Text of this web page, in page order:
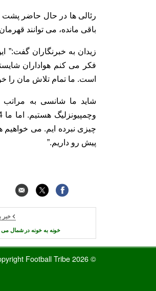
باقی مانده، می توانند
زیدان به خبرنگاران گفت:”
فکر می کنم هواداران
است. ما تمام تلاش مان را
شاید ما شانسی به مراتب
چیزی نبرده ایم. می خواهیم
پیش رو داریم.”
خبر
خونه به خونه در شمال می
© 2026 Copyright Football Tribe